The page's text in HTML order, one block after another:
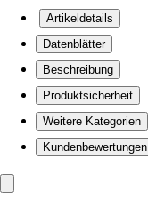
Artikeldetails
Datenblätter
Beschreibung
Produktsicherheit
Weitere Kategorien
Kundenbewertungen